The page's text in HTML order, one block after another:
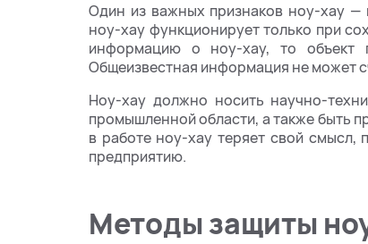
Один из важных признаков ноу-хау —
ноу-хау функционирует только при
информацию о ноу-хау, то объект
Общеизвестная информация не может
Ноу-хау должно носить научно-
промышленной области, а также быть
в работе ноу-хау теряет свой
предприятию.
Методы защиты